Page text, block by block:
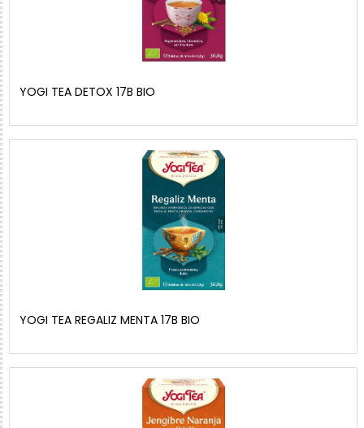
YOGI TEA DETOX 17B BIO
YOGI TEA REGALIZ MENTA 17B BIO